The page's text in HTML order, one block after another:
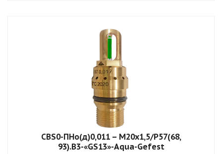
СВS0-ПНо(д)0,011 – М20х1,5/Р57(68,
93).В3-«GS13»-Aqua-Gefest